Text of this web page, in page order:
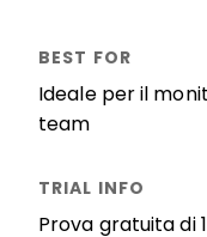
Ideale per il
team
Prova gratuita di